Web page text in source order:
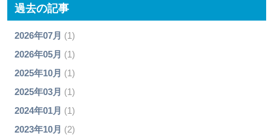
過去の記事
2026年07月 (1)
2026年05月 (1)
2025年10月 (1)
2025年03月 (1)
2024年01月 (1)
2023年10月 (2)